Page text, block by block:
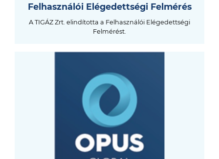
Felhasználói Elégedettségi Felmérés
A TIGÁZ Zrt. elindította a Felhasználói Elégedettségi
Felmérést.